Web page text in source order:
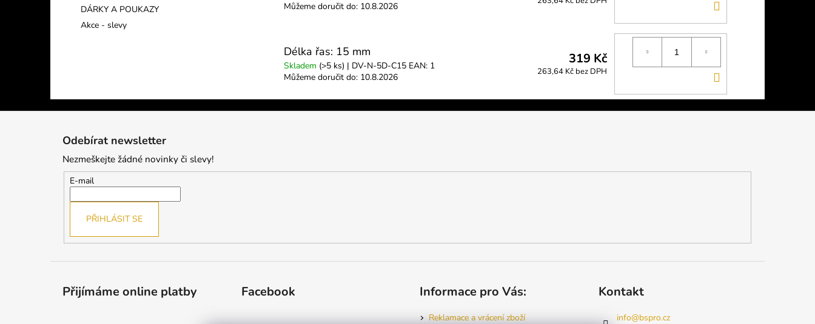
DÁRKY A POUKAZY
Akce - slevy
Můžeme doručit do: 10.8.2026
KOŠÍKU
Délka řas: 15 mm
Skladem (>5 ks) | DV-N-5D-C15 EAN: 1
Můžeme doručit do: 10.8.2026
319 Kč
263,64 Kč bez DPH
KOŠÍKU
Odebírat newsletter
Nezmeškejte žádné novinky či slevy!
E-mail
PŘIHLÁSIT SE
Přijímáme online platby Facebook Informace pro Vás:
Reklamace a vrácení zboží
Kontakt
info@bspro.cz